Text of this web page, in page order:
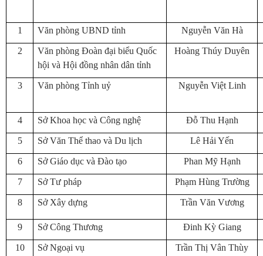
1 Văn phòng UBND tỉnh Nguyễn Văn Hà
2
Văn phòng Đoàn đại biểu Quốc
hội và Hội đồng nhân dân tỉnh
Hoàng Thúy Duyên
3 Văn phòng Tỉnh uỷ Nguyễn Việt Linh
4 Sở Khoa học và Công nghệ Đỗ Thu Hạnh
5 Sở Văn Thể thao và Du lịch Lê Hải Yến
6 Sở Giáo dục và Đào tạo Phan Mỹ Hạnh
7 Sở Tư pháp Phạm Hùng Trường
8 Sở Xây dựng Trần Văn Vương
9 Sở Công Thương Đinh Kỳ Giang
10 Sở Ngoại vụ Trần Thị Vân Thùy